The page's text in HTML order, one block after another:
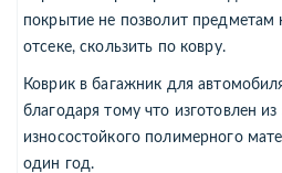
покрытие не позволит
отсеке, скользить по ковру.
Коврик в багажник для
благодаря тому что изготовлен из
износостойкого полимерного
один год.